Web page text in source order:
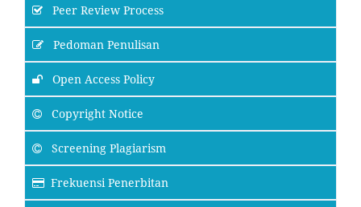
Peer Review Process
Pedoman Penulisan
Open Access Policy
Copyright Notice
Screening Plagiarism
Frekuensi Penerbitan